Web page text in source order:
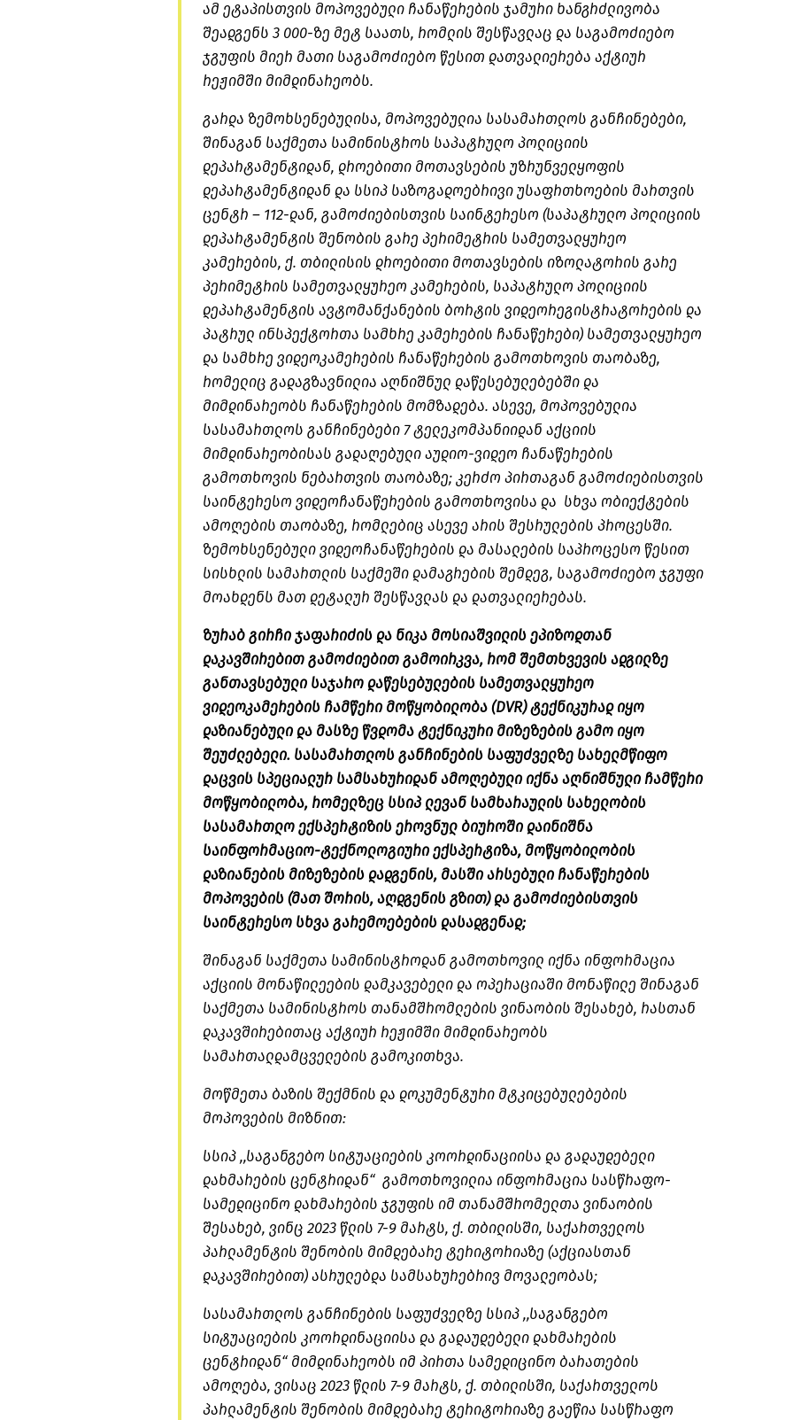
ამ ეტაპისთვის მოპოვებული ჩანაწერების ჯამური ხანგრძლივობა
შეადგენს 3 000-ზე მეტ საათს, რომლის შესწავლაც და საგამოძიებო
ჯგუფის მიერ მათი საგამოძიებო წესით დათვალიერება აქტიურ
რეჟიმში მიმდინარეობს.
გარდა ზემოხსენებულისა, მოპოვებულია სასამართლოს განჩინებები,
შინაგან საქმეთა სამინისტროს საპატრულო პოლიციის
დეპარტამენტიდან, დროებითი მოთავსების უზრუნველყოფის
დეპარტამენტიდან და სსიპ საზოგადოებრივი უსაფრთხოების მართვის
ცენტრ – 112-დან, გამოძიებისთვის საინტერესო (საპატრულო პოლიციის
დეპარტამენტის შენობის გარე პერიმეტრის სამეთვალყურეო
კამერების, ქ. თბილისის დროებითი მოთავსების იზოლატორის გარე
პერიმეტრის სამეთვალყურეო კამერების, საპატრულო პოლიციის
დეპარტამენტის ავტომანქანების ბორტის ვიდეორეგისტრატორების და
პატრულ ინსპექტორთა სამხრე კამერების ჩანაწერები) სამეთვალყურეო
და სამხრე ვიდეოკამერების ჩანაწერების გამოთხოვის თაობაზე,
რომელიც გადაგზავნილია აღნიშნულ დაწესებულებებში და
მიმდინარეობს ჩანაწერების მომზადება. ასევე, მოპოვებულია
სასამართლოს განჩინებები 7 ტელეკომპანიიდან აქციის
მიმდინარეობისას გადაღებული აუდიო-ვიდეო ჩანაწერების
გამოთხოვის ნებართვის თაობაზე; კერძო პირთაგან გამოძიებისთვის
საინტერესო ვიდეოჩანაწერების გამოთხოვისა და სხვა ობიექტების
ამოღების თაობაზე, რომლებიც ასევე არის შესრულების პროცესში.
ზემოხსენებული ვიდეოჩანაწერების და მასალების საპროცესო წესით
სისხლის სამართლის საქმეში დამაგრების შემდეგ, საგამოძიებო ჯგუფი
მოახდენს მათ დეტალურ შესწავლას და დათვალიერებას.
ზურაბ გირჩი ჯაფარიძის და ნიკა მოსიაშვილის ეპიზოდთან
დაკავშირებით გამოძიებით გამოირკვა, რომ შემთხვევის ადგილზე
განთავსებული საჯარო დაწესებულების სამეთვალყურეო
ვიდეოკამერების ჩამწერი მოწყობილობა (DVR) ტექნიკურად იყო
დაზიანებული და მასზე წვდომა ტექნიკური მიზეზების გამო იყო
შეუძლებელი. სასამართლოს განჩინების საფუძველზე სახელმწიფო
დაცვის სპეციალურ სამსახურიდან ამოღებული იქნა აღნიშნული ჩამწერი
მოწყობილობა, რომელზეც სსიპ ლევან სამხარაულის სახელობის
სასამართლო ექსპერტიზის ეროვნულ ბიუროში დაინიშნა
საინფორმაციო-ტექნოლოგიური ექსპერტიზა, მოწყობილობის
დაზიანების მიზეზების დადგენის, მასში არსებული ჩანაწერების
მოპოვების (მათ შორის, აღდგენის გზით) და გამოძიებისთვის
საინტერესო სხვა გარემოებების დასადგენად;
შინაგან საქმეთა სამინისტროდან გამოთხოვილ იქნა ინფორმაცია
აქციის მონაწილეების დამკავებელი და ოპერაციაში მონაწილე შინაგან
საქმეთა სამინისტროს თანამშრომლების ვინაობის შესახებ, რასთან
დაკავშირებითაც აქტიურ რეჟიმში მიმდინარეობს
სამართალდამცველების გამოკითხვა.
მოწმეთა ბაზის შექმნის და დოკუმენტური მტკიცებულებების
მოპოვების მიზნით:
სსიპ ,,საგანგებო სიტუაციების კოორდინაციისა და გადაუდებელი
დახმარების ცენტრიდან“ გამოთხოვილია ინფორმაცია სასწრაფო-
სამედიცინო დახმარების ჯგუფის იმ თანამშრომელთა ვინაობის
შესახებ, ვინც 2023 წლის 7-9 მარტს, ქ. თბილისში, საქართველოს
პარლამენტის შენობის მიმდებარე ტერიტორიაზე (აქციასთან
დაკავშირებით) ასრულებდა სამსახურებრივ მოვალეობას;
სასამართლოს განჩინების საფუძველზე სსიპ ,,საგანგებო
სიტუაციების კოორდინაციისა და გადაუდებელი დახმარების
ცენტრიდან“ მიმდინარეობს იმ პირთა სამედიცინო ბარათების
ამოღება, ვისაც 2023 წლის 7-9 მარტს, ქ. თბილისში, საქართველოს
პარლამენტის შენობის მიმდებარე ტერიტორიაზე გაეწია სასწრაფო